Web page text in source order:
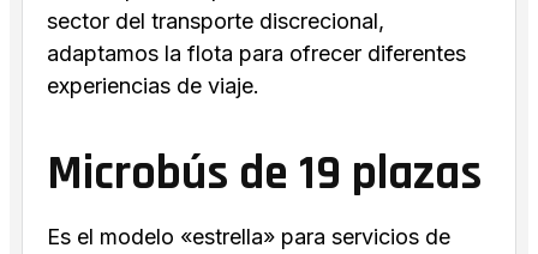
sector del transporte discrecional,
adaptamos la flota para ofrecer diferentes
experiencias de viaje.
Microbús de 19 plazas
Es el modelo «estrella» para servicios de